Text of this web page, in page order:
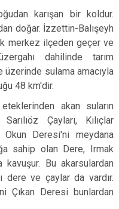
karışan bir koldur.
doğar. İzzettin-Balışeyh
merkez ilçeden geçer ve
dahilinde tarım
üzerinde sulama amacıyla
48 km'dir.
akan suların
Çayları, Kılıçlar
Okun Deresi'ni meydana
sahip olan Dere, Irmak
kavuşur. Bu akarsulardan
dere ve çaylar da vardır.
Çıkan Deresi bunlardan